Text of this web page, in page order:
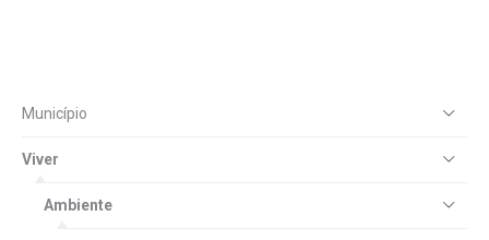
Município
Viver
Ambiente